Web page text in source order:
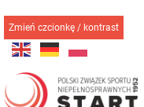
do
treści
Zmień czcionkę / kontrast